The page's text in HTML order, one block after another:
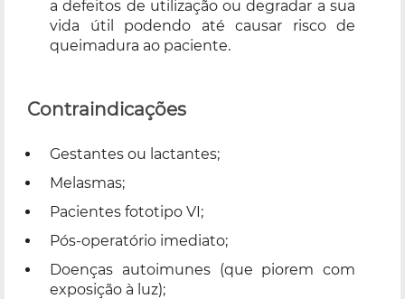
a defeitos de utilização ou degradar a sua
vida útil podendo até causar risco de
queimadura ao paciente.
Contraindicações
Gestantes ou lactantes;
Melasmas;
Pacientes fototipo VI;
Pós-operatório imediato;
Doenças autoimunes (que piorem com
exposição à luz);